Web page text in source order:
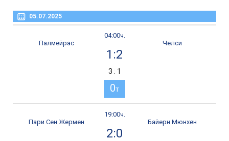
05.07.2025
04:00ч.
Палмейрас
1:2
Челси
3 : 1
0т
19:00ч.
Пари Сен Жермен
2:0
Байерн Мюнхен